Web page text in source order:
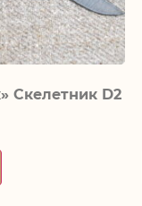
Скелетник D2